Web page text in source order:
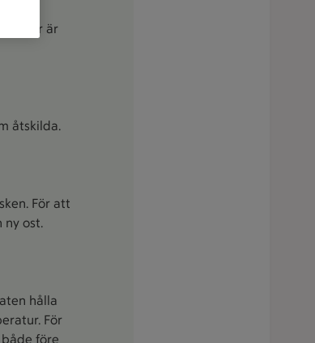
På
är
åtskilda.
För att
ny ost.
hålla
För
före